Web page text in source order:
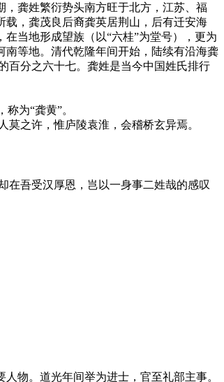
龚姓繁衍势头南方旺于北方，江苏、福
，龚茂良后裔龚英居荆山，后有迁安海
当地形成望族（以“六桂”为堂号），更为
等地。清代乾隆年间开始，陆续有沿海龚
百分之六十七。龚姓是当今中国姓氏排行
为“龚黄”。
之许，惟庐陵袁淮，会稽桥玄异焉。
在吾受汉厚恩，岂以一身事二姓哉的感叹
物。道光年间举为进士，官至礼部主事。